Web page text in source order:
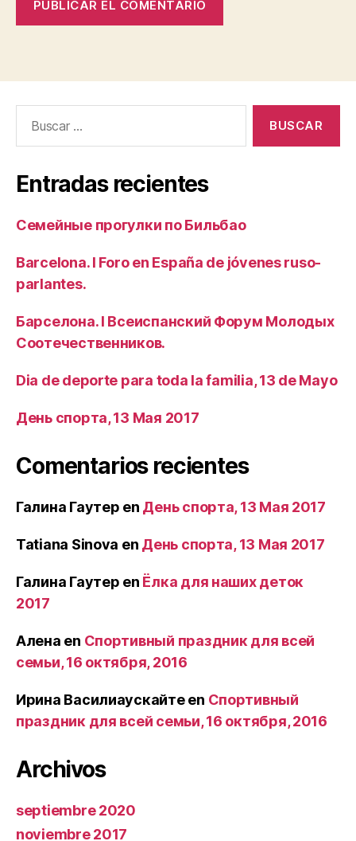
Entradas recientes
Семейные прогулки по Бильбао
Barcelona. I Foro en España de jóvenes ruso-
parlantes.
Барселона. I Всеиспанский Форум Молодых
Соотечественников.
Dia de deporte para toda la familia, 13 de Mayo
День спорта, 13 Мая 2017
Comentarios recientes
Галина Гаутер en День спорта, 13 Мая 2017
Tatiana Sinova en День спорта, 13 Мая 2017
Галина Гаутер en Ёлка для наших деток
2017
Алена en Спортивный праздник для всей
семьи, 16 октября, 2016
Ирина Василиаускайтеen Спортивный
праздник для всей семьи, 16 октября, 2016
Archivos
septiembre 2020
noviembre 2017